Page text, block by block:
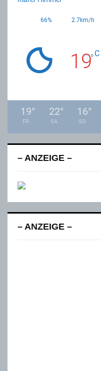
66% 2.7km/h
19°C
19°
FR
22°
SA
16°
SO
– ANZEIGE –
– ANZEIGE –